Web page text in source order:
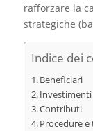
rafforzare la
strategiche
Indice dei
Beneficiari
Contributi
Procedure